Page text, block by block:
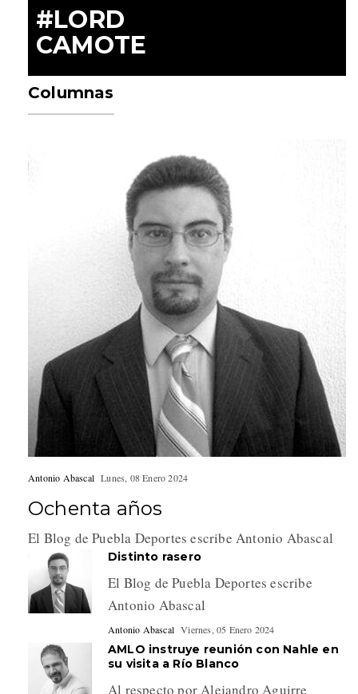
#LORD
CAMOTE
Columnas
Antonio Abascal Lunes, 08 Enero 2024
Ochenta años
El Blog de Puebla Deportes escribe Antonio Abascal
Distinto rasero
El Blog de Puebla Deportes escribe
Antonio Abascal
Antonio Abascal Viernes, 05 Enero 2024
AMLO instruye reunión con Nahle en
su visita a Río Blanco
Al respecto por Alejandro Aguirre